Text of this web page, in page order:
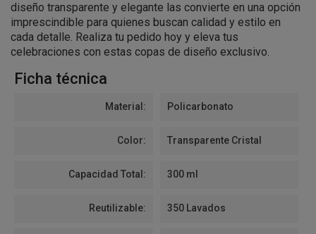
diseño transparente y elegante las convierte en una opción
imprescindible para quienes buscan calidad y estilo en
cada detalle. Realiza tu pedido hoy y eleva tus
celebraciones con estas copas de diseño exclusivo.
Ficha técnica
Material: Policarbonato
Color: Transparente Cristal
Capacidad Total: 300 ml
Reutilizable: 350 Lavados